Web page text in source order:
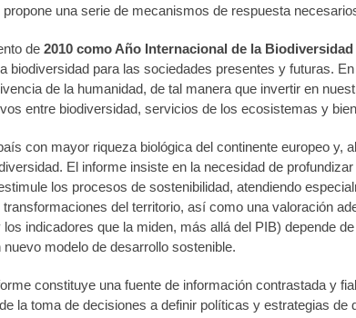
una serie de mecanismos de respuesta
de 2010 como Año Internacional de la Biodiversidad
biodiversidad para las sociedades presentes y futuras.
de la humanidad, de tal manera que invertir en
entre biodiversidad, servicios de los ecosistemas y
con mayor riqueza biológica del continente europeo y,
El informe insiste en la necesidad de
los procesos de sostenibilidad, atendiendo
del territorio, así como una valoración
los indicadores que la miden, más allá del PIB) depende
nuevo modelo de desarrollo sostenible.
constituye una fuente de información contrastada y
la toma de decisiones a definir políticas y estrategias